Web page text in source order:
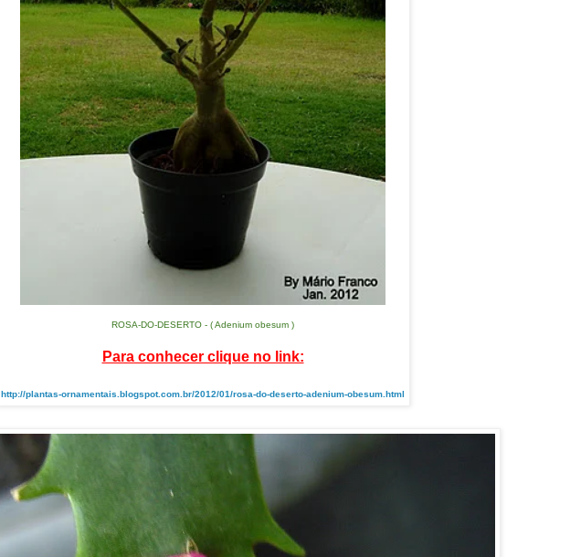
ROSA-DO-DESERTO - ( Adenium obesum )
Para conhecer clique no link:
http://plantas-ornamentais.blogspot.com.br/2012/01/rosa-do-deserto-adenium-obesum.html